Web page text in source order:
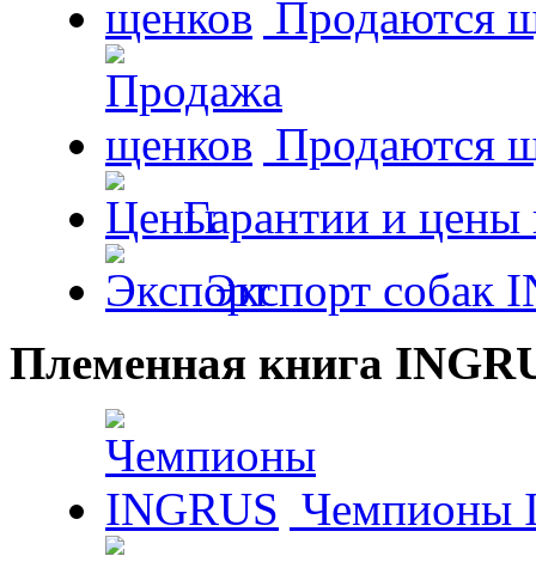
Продаются
Продаются
Гарантии и цены
Экспорт собак
Племенная книга
Чемпионы